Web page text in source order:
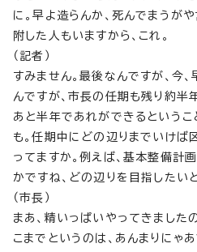
に。早よ造らんか、死んでまうが
附した人もいますから、これ。
（記者）
すみません。最後なんですが、今
んですが、市長の任期も残り約半
あと半年であれができるという
も。任期中にどの辺りまでいけば
ってますか。例えば、基本整備計
かですね、どの辺りを目指したい
（市長）
まあ、精いっぱいやってきました
こまでというのは、あんまりにゃ